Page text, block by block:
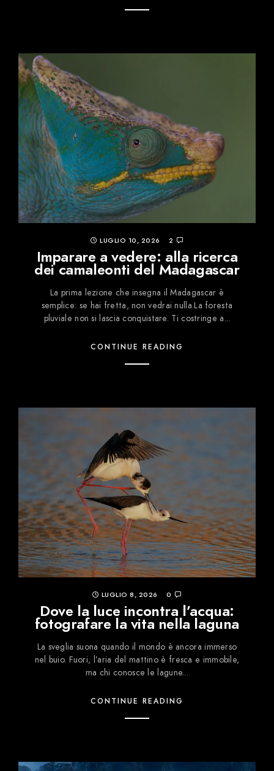
LUGLIO 10, 2026 2
Imparare a vedere: alla ricerca
dei camaleonti del Madagascar
La prima lezione che insegna il Madagascar è
semplice: se hai fretta, non vedrai nulla.La foresta
pluviale non si lascia conquistare. Ti costringe a...
CONTINUE READING
LUGLIO 8, 2026 0
Dove la luce incontra l’acqua:
fotografare la vita nella laguna
La sveglia suona quando il mondo è ancora immerso
nel buio. Fuori, l’aria del mattino è fresca e immobile,
ma chi conosce le lagune...
CONTINUE READING